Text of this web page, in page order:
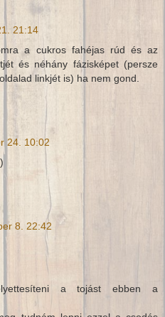
21:14
a cukros fahéjas rúd és az
és néhány fázisképet (persze
linkjét is) ha nem gond.
24. 10:02
8. 22:42
a tojást ebben a